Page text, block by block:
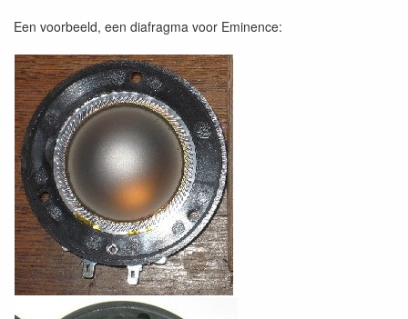
Een voorbeeld, een diafragma voor Eminence: